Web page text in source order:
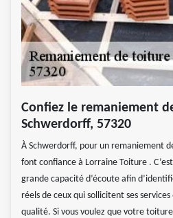
Confiez le remaniement
Schwerdorff, 57320
À Schwerdorff, pour un remaniement
font confiance à Lorraine Toiture .
grande capacité d’écoute afin
réels de ceux qui sollicitent ses
qualité. Si vous voulez que votre